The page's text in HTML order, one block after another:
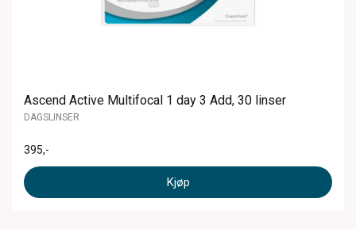
Ascend Active Multifocal 1 day 3 Add, 30 linser
DAGSLINSER
395,-
Kjøp